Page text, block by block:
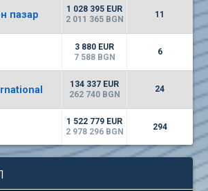
(CHIM) Химимпорт
0 5750
1 1246
1 6300EUR
1880
171135
пазар
1 028 395 EUR
2 011 365 BGN
11
3 880 EUR
7 588 BGN
6
134 337 EUR
262 740 BGN
24
1 522 779 EUR
2 978 296 BGN
294